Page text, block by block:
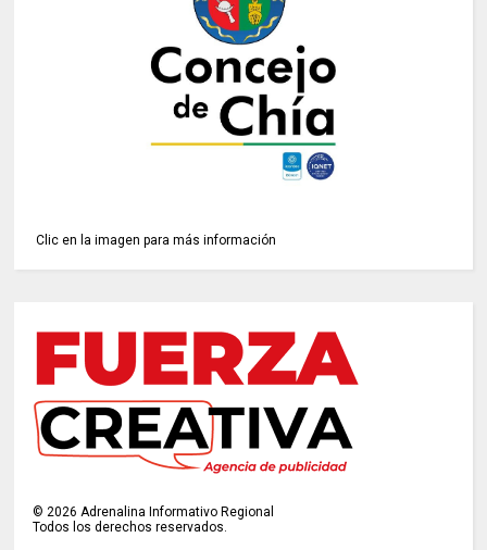
Clic en la imagen para más información
©2026 Adrenalina Informativo Regional
Todos los derechos reservados.